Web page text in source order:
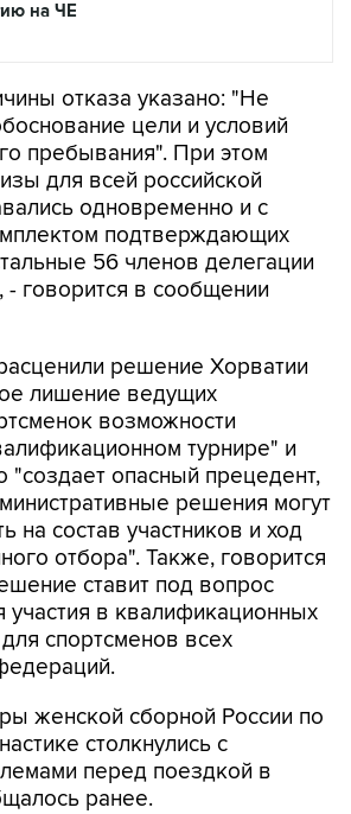
на ЧЕ
отказа указано: "Не
цели и условий
пребывания". При этом
для всей российской
одновременно и с
подтверждающих
56 членов делегации
- говорится в сообщении
решение Хорватии
лишение ведущих
возможности
турнире" и
"создает опасный прецедент,
решения могут
на состав участников и ход
отбора". Также, говорится
ставит под вопрос
участия в квалификационных
спортсменов всех
женской сборной России по
столкнулись с
перед поездкой в
ранее.